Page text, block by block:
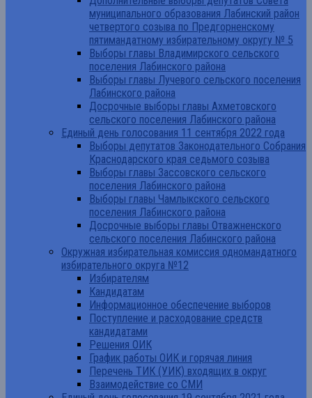
муниципального образования Лабинский район
четвертого созыва по Предгорненскому
пятимандатному избирательному округу № 5
Выборы главы Владимирского сельского
поселения Лабинского района
Выборы главы Лучевого сельского поселения
Лабинского района
Досрочные выборы главы Ахметовского
сельского поселения Лабинского района
Единый день голосования 11 сентября 2022 года
Выборы депутатов Законодательного Собрания
Краснодарского края седьмого созыва
Выборы главы Зассовского сельского
поселения Лабинского района
Выборы главы Чамлыкского сельского
поселения Лабинского района
Досрочные выборы главы Отважненского
сельского поселения Лабинского района
Окружная избирательная комиссия одномандатного
избирательного округа №12
Избирателям
Кандидатам
Информационное обеспечение выборов
Поступление и расходование средств
кандидатами
Решения ОИК
График работы ОИК и горячая линия
Перечень ТИК (УИК) входящих в округ
Взаимодействие со СМИ